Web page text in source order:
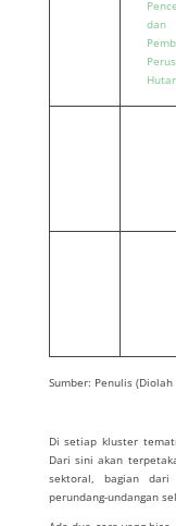
dan
Sumber: Penulis
Di setiap kluster
Dari sini akan
sektoral, bagian
perundang-undangan